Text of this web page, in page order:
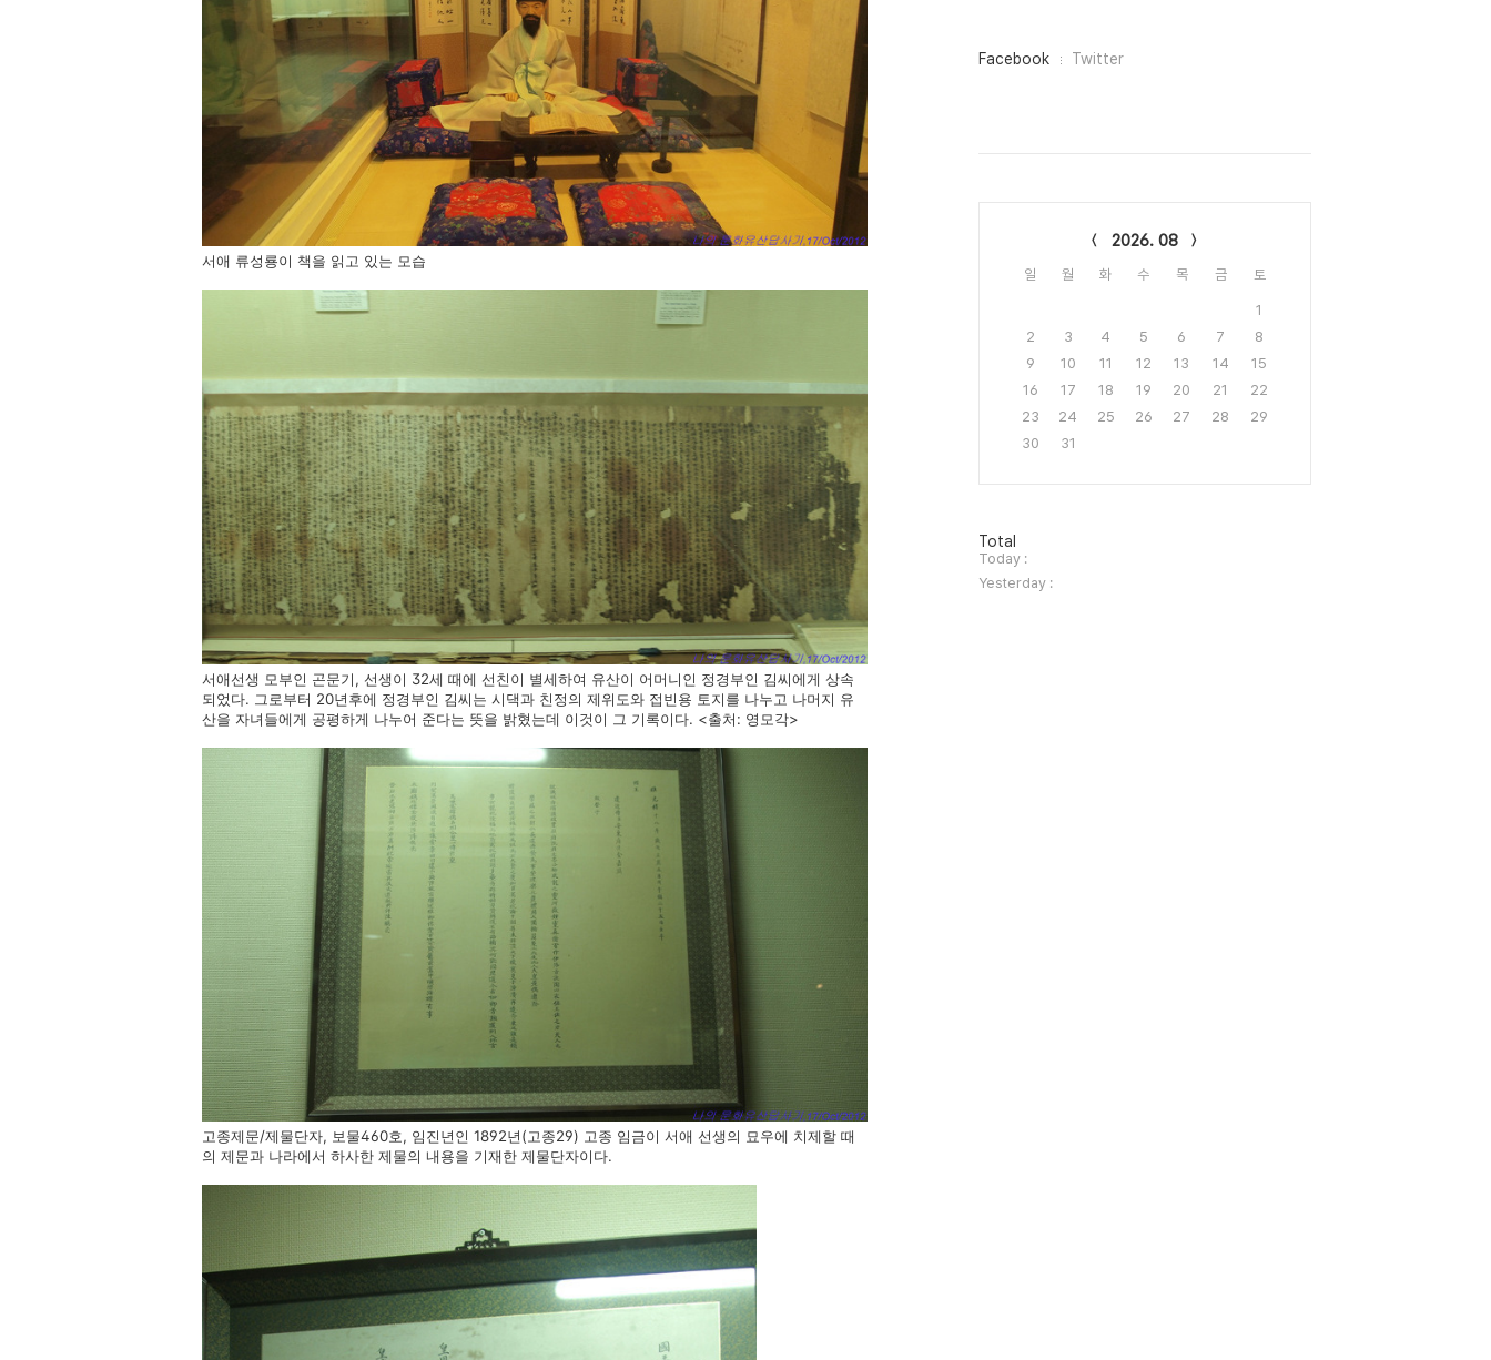
서애 류성룡이 책을 읽고 있는 모습
서애선생 모부인 곤문기, 선생이 32세 때에 선친이 별세하여 유산이 어머니인 정경부인 김씨에게 상속
되었다. 그로부터 20년후에 정경부인 김씨는 시댁과 친정의 제위도와 접빈용 토지를 나누고 나머지 유
산을 자녀들에게 공평하게 나누어 준다는 뜻을 밝혔는데 이것이 그 기록이다. <출처: 영모각>
고종제문/제물단자, 보물460호, 임진년인 1892년(고종29) 고종 임금이 서애 선생의 묘우에 치제할 때
의 제문과 나라에서 하사한 제물의 내용을 기재한 제물단자이다.
페
Facebook Twitter
2026. 08
일 월 화 수 목 금 토
1
2
3 4 5 6 7
8
9
10 11 12 13 14
15
16
17 18 19 20 21
22
23
24 25 26 27 28
29
30
31
방
문
자
수
Total
Today :
Yesterday :